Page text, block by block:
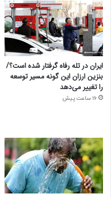
ایران در تله رفاه گرفتار شده است؟/
بنزین ارزان این گونه مسیر توسعه
را تغییر می‌دهد
16 ساعت پیش